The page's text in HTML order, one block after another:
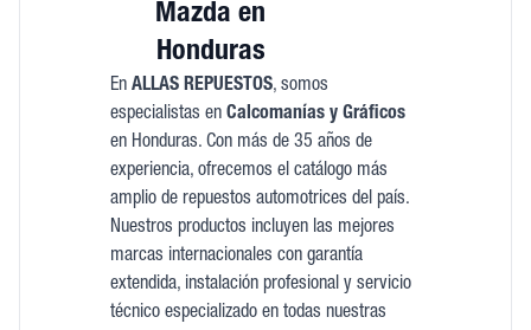
Mazda en
Honduras
En ALLAS REPUESTOS, somos
especialistas en Calcomanías y Gráficos
en Honduras. Con más de 35 años de
experiencia, ofrecemos el catálogo más
amplio de repuestos automotrices del país.
Nuestros productos incluyen las mejores
marcas internacionales con garantía
extendida, instalación profesional y servicio
técnico especializado en todas nuestras